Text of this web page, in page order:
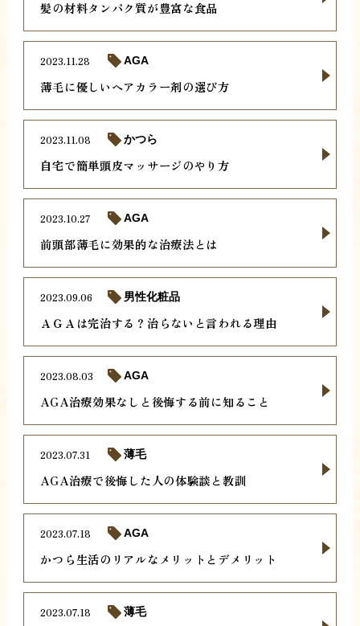
髪の材料タンパク質が豊富な食品
薄毛に優しいヘアカラー剤の選び方
2023.11.28 AGA
自宅で簡単頭皮マッサージのやり方
2023.11.08 かつら
前頭部薄毛に効果的な治療法とは
2023.10.27 AGA
ＡＧＡは完治する？治らないと言われる理由
2023.09.06 男性化粧品
AGA治療効果なしと後悔する前に知ること
2023.08.03 AGA
AGA治療で後悔した人の体験談と教訓
2023.07.31 薄毛
かつら生活のリアルなメリットとデメリット
2023.07.18 AGA
2023.07.18 薄毛